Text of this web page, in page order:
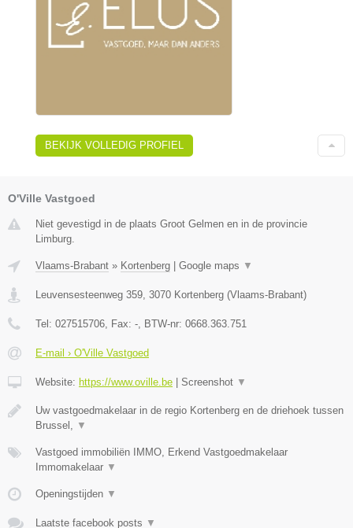
BEKIJK VOLLEDIG PROFIEL
O'Ville Vastgoed
Niet gevestigd in de plaats Groot Gelmen en in de provincie
Limburg.
Vlaams-Brabant » Kortenberg Google maps ▼
Leuvensesteenweg 359, 3070 Kortenberg (Vlaams-Brabant)
Tel: 027515706, Fax: -, BTW-nr: 0668.363.751
E-mail › O'Ville Vastgoed
Website: https://www.oville.be Screenshot ▼
Uw vastgoedmakelaar in de regio Kortenberg en de driehoek tussen
Brussel, ▼
Vastgoed immobiliën IMMO, Erkend Vastgoedmakelaar
Immomakelaar ▼
Openingstijden ▼
Laatste facebook posts ▼